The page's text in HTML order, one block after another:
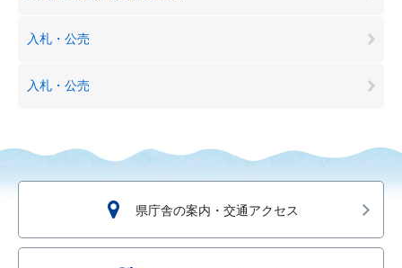
入札・公売
入札・公売
県庁舎の案内・交通アクセス